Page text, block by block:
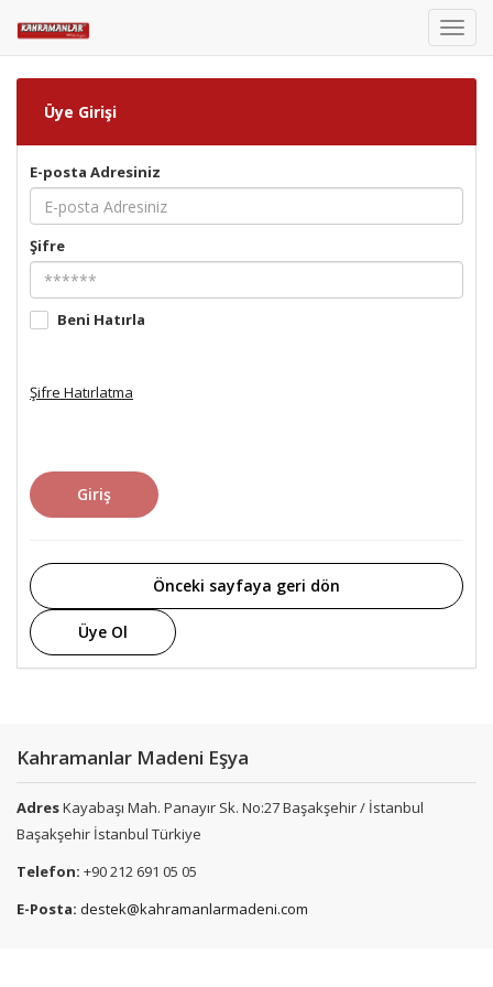
Üye Girişi
E-posta Adresiniz
Şifre
Beni Hatırla
Şifre Hatırlatma
Giriş
Önceki sayfaya geri dön
Üye Ol
Kahramanlar Madeni Eşya
AdresKayabaşı Mah. Panayır Sk. No:27 Başakşehir / İstanbul
Başakşehir İstanbul Türkiye
Telefon: +90 212 691 05 05
E-Posta: destek@kahramanlarmadeni.com